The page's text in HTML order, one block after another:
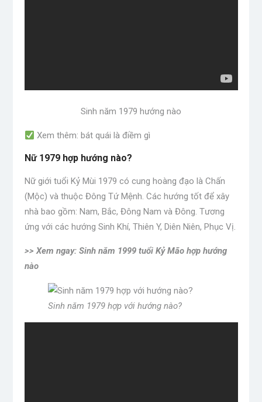
Sinh năm 1979 hướng nào
Xem thêm: bát quái là điềm gì
Nữ 1979 hợp hướng nào?
Nữ giới tuổi Kỷ Mùi 1979 có cung hoàng đạo là Chấn
(Mộc) và thuộc Đông Tứ Mệnh. Các hướng tốt để xây
nhà bao gồm: Nam, Bắc, Đông Nam và Đông. Tương
ứng với các hướng Sinh Khí, Thiên Y, Diên Niên, Phục Vị.
>> Xem ngay: Sinh năm 1999 tuổi Kỷ Mão hợp hướng
nào
Sinh năm 1979 hợp với hướng nào?